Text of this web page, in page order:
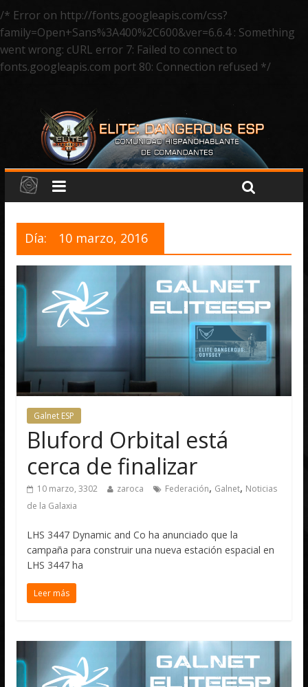
/* Error on http://fonts.googleapis.com/css?
family=Open+Sans%3A400%2C600&ver=6.6.4 : Something
went wrong: cURL error 7: Failed to connect to
fonts.googleapis.com port 80: Connection refused */
Día: 10 marzo, 2016
Galnet ESP
Bluford Orbital está
cerca de finalizar
10 marzo, 3302 zaroca Federación, Galnet, Noticias
de la Galaxia
LHS 3447 Dynamic and Co ha anunciado que la
campaña para construir una nueva estación espacial en
LHS 3447 ha
Leer más